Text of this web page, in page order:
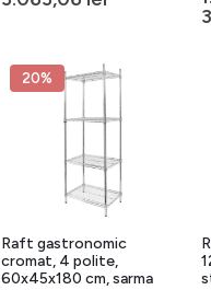
20%
Raft gastronomic
cromat, 4 polite,
60x45x180 cm, sarma